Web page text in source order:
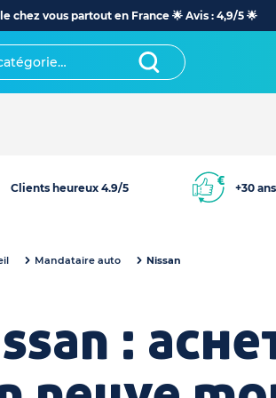
chez vous partout en France 🌟 Avis : 4,9/5 🌟
Clients heureux 4.9/5 +30
Mandataire auto Nissan
: